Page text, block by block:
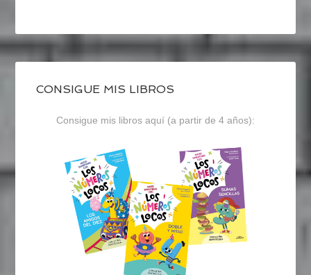
CONSIGUE MIS LIBROS
Consigue mis libros aquí (a partir de 4 años):